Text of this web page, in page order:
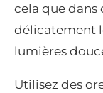
cela que dans
délicatement
lumières
Utilisez des